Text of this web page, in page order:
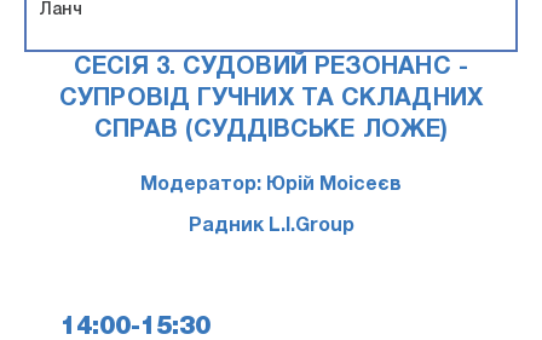
Ланч
СЕСІЯ 3. СУДОВИЙ РЕЗОНАНС -
СУПРОВІД ГУЧНИХ ТА СКЛАДНИХ
СПРАВ (СУДДІВСЬКЕ ЛОЖЕ)
Модератор: Юрій Моісеєв
Радник L.I.Group
14:00-15:30